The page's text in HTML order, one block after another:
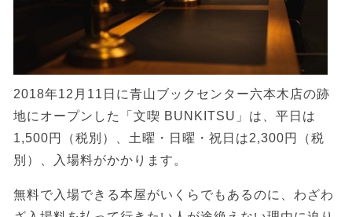
2018年12月11日に青山ブックセンター六本木店の跡
地にオープンした「文喫 BUNKITSU」は、平日は
1,500円（税別）、土曜・日曜・祝日は2,300円（税
別）、入場料がかかります。
無料で入場できる本屋がいくらでもあるのに、わざわ